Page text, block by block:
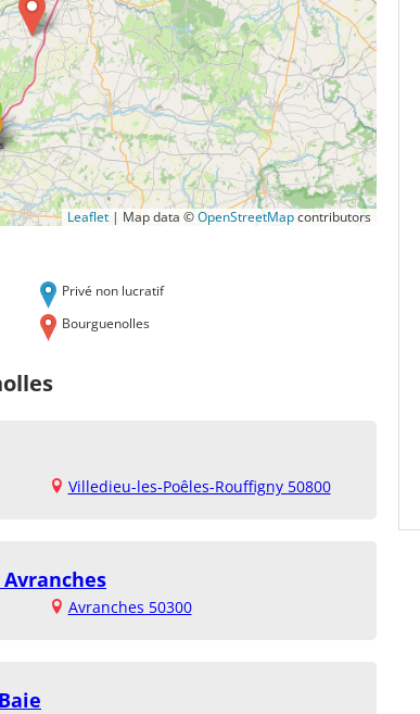
Leaflet | Map data ©OpenStreetMapcontributors
Privé non lucratif
Bourguenolles
Villedieu-les-Poêles-Rouffigny 50800
Avranches 50300